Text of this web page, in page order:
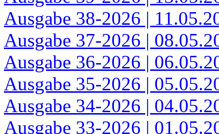
Ausgabe 38-2026 |
Ausgabe 37-2026 |
Ausgabe 36-2026 |
Ausgabe 35-2026 |
Ausgabe 34-2026 |
Ausgabe 33-2026 |